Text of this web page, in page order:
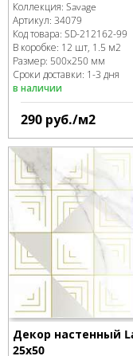
Коллекция: Savage
Артикул: 34079
Код товара: SD-212162-99
В коробке: 12 шт, 1.5 м2
Размер: 500x250 мм
Сроки доставки: 1-3 дня
в наличии
290 руб./м2
Декор настенный
25х50